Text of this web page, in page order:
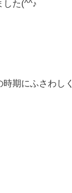
した(^^♪
期にふさわしく